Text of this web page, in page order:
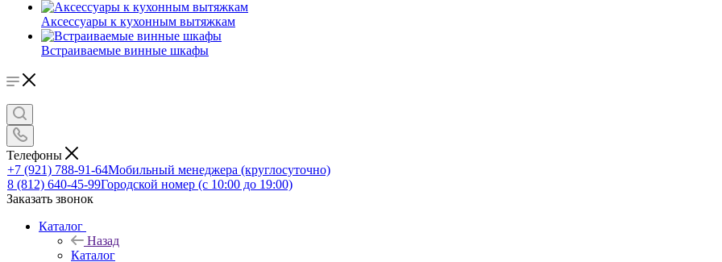
Аксессуары к кухонным вытяжкам
Встраиваемые винные шкафы
Телефоны
+7 (921) 788-91-64Мобильный менеджера (круглосуточно)
8 (812) 640-45-99Городской номер (с 10:00 до 19:00)
Заказать звонок
Каталог
Назад
Каталог